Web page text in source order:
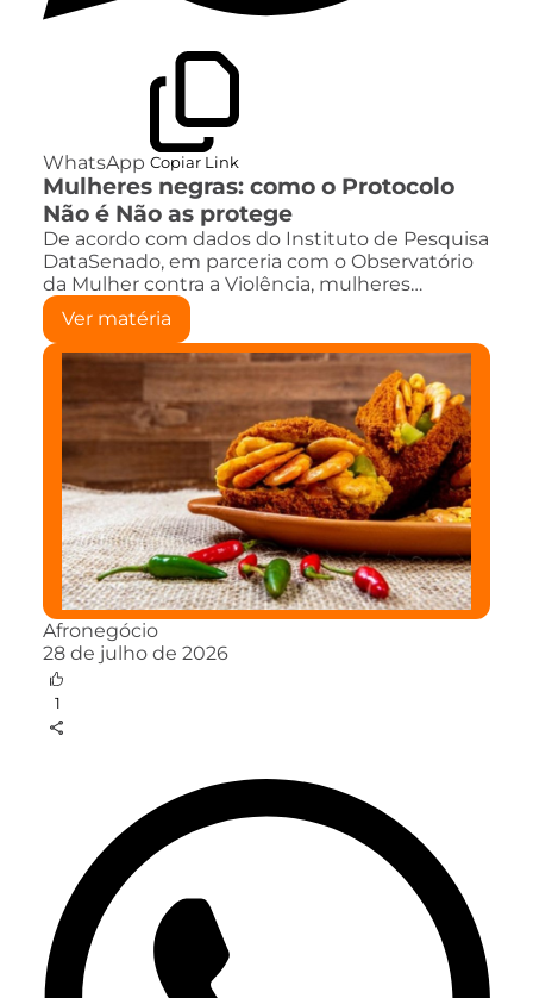
WhatsApp Copiar Link
Mulheres negras: como o Protocolo
Não é Não as protege
De acordo com dados do Instituto de Pesquisa
DataSenado, em parceria com o Observatório
da Mulher contra a Violência, mulheres…
Ver matéria
Afronegócio
28 de julho de 2026
1